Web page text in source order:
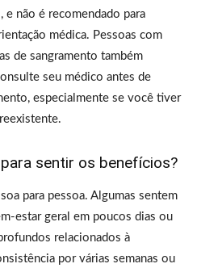
e não é recomendado para
médica. Pessoas com
de sangramento também
seu médico antes de
especialmente se você tiver
sentir os benefícios?
para pessoa. Algumas sentem
estar geral em poucos dias ou
relacionados à
por várias semanas ou